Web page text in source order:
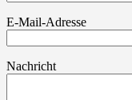
E-Mail-Adresse
Nachricht